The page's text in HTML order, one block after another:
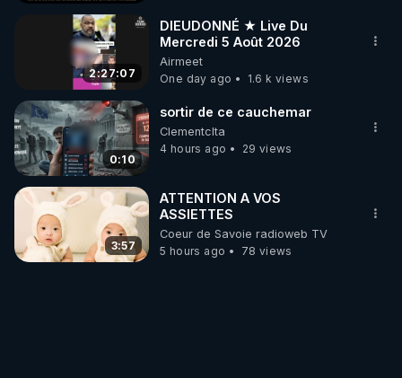
2:27:07
DIEUDONNÉ ★ Live Du
Mercredi 5 Août 2026
Airmeet
One day ago
1.6 k views
0:10
sortir de ce cauchemar
Clementclta
4 hours ago
29 views
3:57
ATTENTION A VOS
ASSIETTES
Coeur de Savoie radioweb TV
5 hours ago
78 views